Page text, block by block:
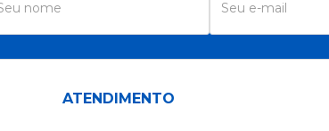
ATENDIMENTO